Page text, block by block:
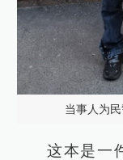
当事人为
这本是一